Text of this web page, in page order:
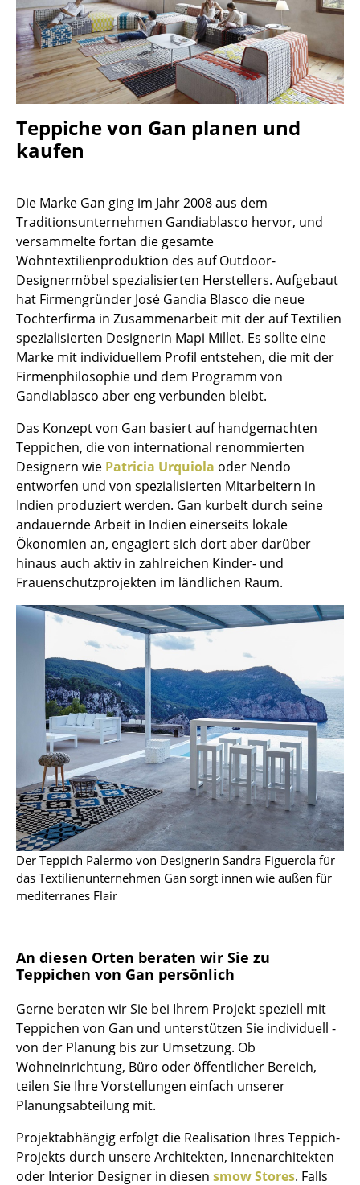
Kindertische
Gartentische
Servierwagen
Einzelteile
... alle Tische
Regale & Schränke
Bücherregale
Wandregale
Sideboards & Kommoden
TV Möbel
Beistell- & Rollcontainer
Garderoben
Kleinaufbewahrung
Einzelteile
... alle Aufbewahrungsmöbel
Licht
Hängeleuchten & Deckenleuchten
Tischleuchten
Schreibtischleuchten
Stehleuchten & Leseleuchten
Bodenleuchten
Wandleuchten
Outdoor-Leuchten
Akkuleuchten
... alle Leuchten
Einzelbetten
Stapelbetten
Kinderbetten
Nachttische & Bettzubehör
... alle Betten
Accessoires
Uhren
Teppiche von Gan planen und
kaufen
Die Marke Gan ging im Jahr 2008 aus dem
Traditionsunternehmen Gandiablasco hervor, und
versammelte fortan die gesamte
Wohntextilienproduktion des auf Outdoor-
Designermöbel spezialisierten Herstellers. Aufgebaut
hat Firmengründer José Gandia Blasco die neue
Tochterfirma in Zusammenarbeit mit der auf Textilien
spezialisierten Designerin Mapi Millet. Es sollte eine
Marke mit individuellem Profil entstehen, die mit der
Firmenphilosophie und dem Programm von
Gandiablasco aber eng verbunden bleibt.
Das Konzept von Gan basiert auf handgemachten
Teppichen, die von international renommierten
Designern wie Patricia Urquiola oder Nendo
entworfen und von spezialisierten Mitarbeitern in
Indien produziert werden. Gan kurbelt durch seine
andauernde Arbeit in Indien einerseits lokale
Ökonomien an, engagiert sich dort aber darüber
hinaus auch aktiv in zahlreichen Kinder- und
Frauenschutzprojekten im ländlichen Raum.
Der Teppich Palermo von Designerin Sandra Figuerola für
das Textilienunternehmen Gan sorgt innen wie außen für
mediterranes Flair
An diesen Orten beraten wir Sie zu
Teppichen von Gan persönlich
Gerne beraten wir Sie bei Ihrem Projekt speziell mit
Teppichen von Gan und unterstützen Sie individuell -
von der Planung bis zur Umsetzung. Ob
Wohneinrichtung, Büro oder öffentlicher Bereich,
teilen Sie Ihre Vorstellungen einfach unserer
Planungsabteilung mit.
Projektabhängig erfolgt die Realisation Ihres Teppich-
Projekts durch unsere Architekten, Innenarchitekten
oder Interior Designer in diesen smow Stores. Falls